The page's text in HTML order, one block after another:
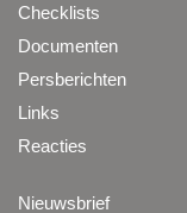
Checklists
Documenten
Persberichten
Links
Reacties
Nieuwsbrief